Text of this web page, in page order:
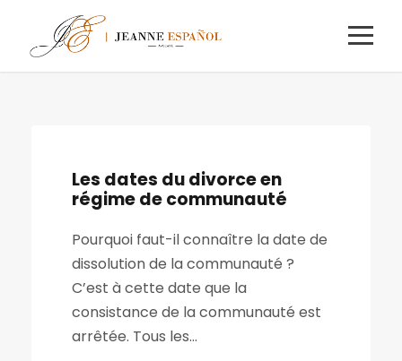
Les dates du divorce en
régime de communauté
Pourquoi faut-il connaître la date de
dissolution de la communauté ?
C’est à cette date que la
consistance de la communauté est
arrêtée. Tous les...